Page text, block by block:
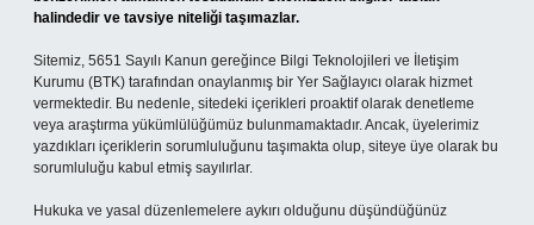
halindedir ve tavsiye niteliği taşımazlar.
Sitemiz, 5651 Sayılı Kanun gereğince Bilgi Teknolojileri ve İletişim
Kurumu (BTK) tarafından onaylanmış bir Yer Sağlayıcı olarak hizmet
vermektedir. Bu nedenle, sitedeki içerikleri proaktif olarak denetleme
veya araştırma yükümlülüğümüz bulunmamaktadır. Ancak, üyelerimiz
yazdıkları içeriklerin sorumluluğunu taşımakta olup, siteye üye olarak bu
sorumluluğu kabul etmiş sayılırlar.
Hukuka ve yasal düzenlemelere aykırı olduğunu düşündüğünüz